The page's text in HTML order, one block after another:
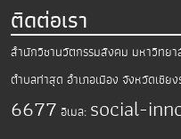
ติดต่อเรา
สำนักวิชานวัตกรรมสังคม มหาวิทย
ตำบลท่าสุด อำเภอเมือง จังหวัดเชีย
6677 อีเมล: social-